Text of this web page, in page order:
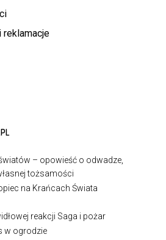
reklamacje
– opowieść o odwadze,
tożsamości
na Krańcach Świata
reakcji Saga i pożar
w ogrodzie